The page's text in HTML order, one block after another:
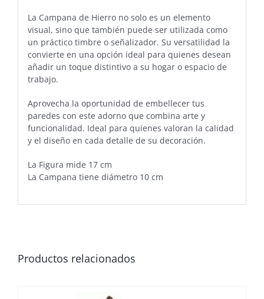
La Campana de Hierro no solo es un elemento
visual, sino que también puede ser utilizada como
un práctico timbre o señalizador. Su versatilidad la
convierte en una opción ideal para quienes desean
añadir un toque distintivo a su hogar o espacio de
trabajo.
Aprovecha la oportunidad de embellecer tus
paredes con este adorno que combina arte y
funcionalidad. Ideal para quienes valoran la calidad
y el diseño en cada detalle de su decoración.
La Figura mide 17 cm
La Campana tiene diámetro 10 cm
Productos relacionados